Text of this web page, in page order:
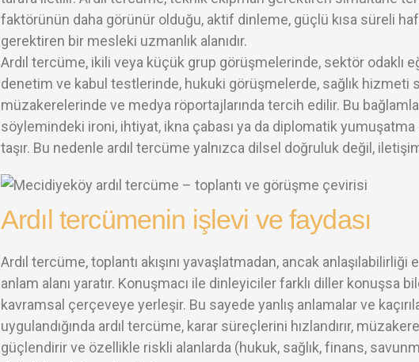
faktörünün daha görünür olduğu, aktif dinleme, güçlü kısa süreli
gerektiren bir mesleki uzmanlık alanıdır.
Ardıl tercüme, ikili veya küçük grup görüşmelerinde, sektör odaklı
denetim ve kabul testlerinde, hukuki görüşmelerde, sağlık hizmeti
müzakerelerinde ve medya röportajlarında tercih edilir. Bu
söylemindeki ironi, ihtiyat, ikna çabası ya da diplomatik
taşır. Bu nedenle ardıl tercüme yalnızca dilsel doğruluk değil,
Ardıl tercümenin işlevi ve faydası
Ardıl tercüme, toplantı akışını yavaşlatmadan, ancak
anlam alanı yaratır. Konuşmacı ile dinleyiciler farklı diller konuşsa
kavramsal çerçeveye yerleşir. Bu sayede yanlış anlamalar ve
uygulandığında ardıl tercüme, karar süreçlerini hızlandırır,
güçlendirir ve özellikle riskli alanlarda (hukuk, sağlık, finans,